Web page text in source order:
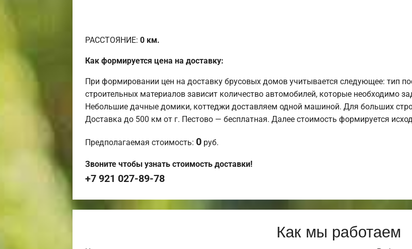
РАССТОЯНИЕ: 0 км.
Как формируется цена на доставку:
При формировании цен на доставку брусовых домов учитывается следующее: тип
строительных материалов зависит количество автомобилей, которые необходимо
Небольшие дачные домики, коттеджи доставляем одной машиной. Для больших
Доставка до 500 км от г. Пестово — бесплатная. Далее стоимость формируется
Предполагаемая стоимость: 0 руб.
Звоните чтобы узнать стоимость доставки!
+7 921 027-89-78
Как мы работаем